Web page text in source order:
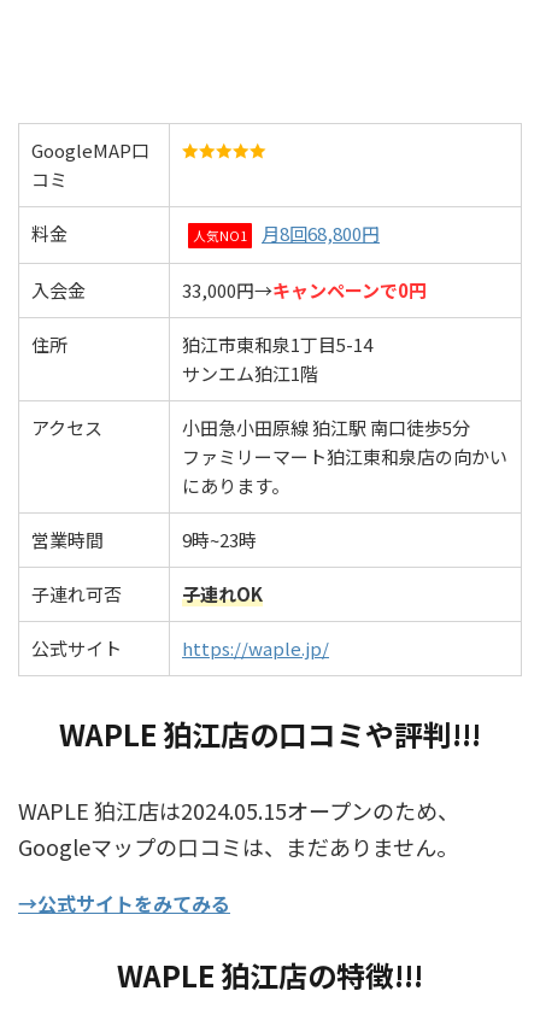
GoogleMAP口
コミ
料金 人気NO1 月8回68,800円
入会金 33,000円→キャンペーンで0円
住所
狛江市東和泉1丁目5-14
サンエム狛江1階
アクセス
小田急小田原線 狛江駅 南口徒歩5分
ファミリーマート狛江東和泉店の向かい
にあります。
営業時間 9時~23時
子連れ可否 子連れOK
公式サイト https://waple.jp/
WAPLE 狛江店の口コミや評判!!!
WAPLE 狛江店は2024.05.15オープンのため、
Googleマップの口コミは、まだありません。
→公式サイトをみてみる
WAPLE 狛江店の特徴!!!